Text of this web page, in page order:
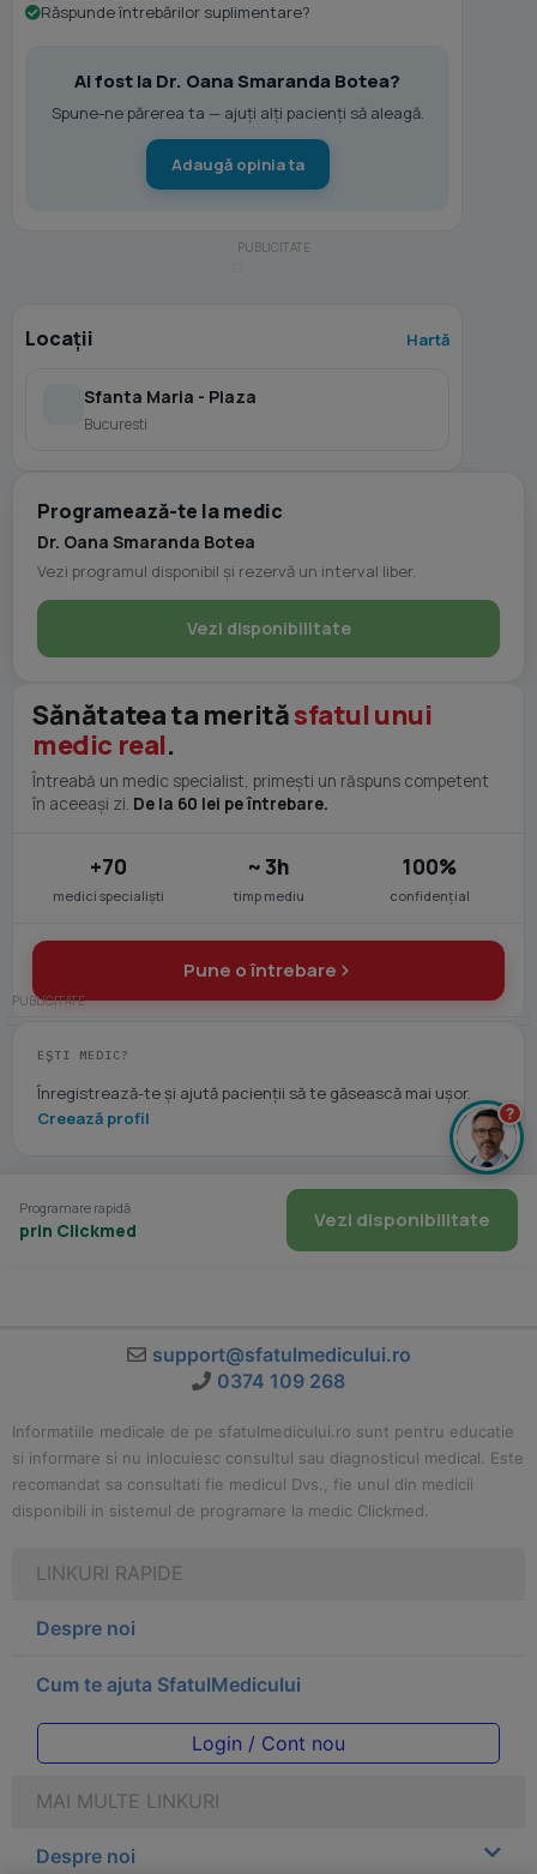
Răspunde întrebărilor suplimentare?
Ai fost la Dr. Oana Smaranda Botea?
Spune-ne părerea ta — ajuți alți pacienți să aleagă.
Adaugă opinia ta
Locații Hartă
Sfanta Maria - Plaza
Bucuresti
Programează-te la medic
Dr. Oana Smaranda Botea
Vezi programul disponibil și rezervă un interval liber.
Vezi disponibilitate
Sănătatea ta merităsfatul unui
medic real.
Întreabă un medic specialist, primești un răspuns competent
în aceeași zi. De la 60 lei pe întrebare.
+70
medici specialiști
~ 3h
timp mediu
100%
confidențial
Pune o întrebare
EȘTI MEDIC?
Înregistrează-te și ajută pacienții să te găsească mai ușor.
Creează profil
Programare rapidă
prin Clickmed Vezi disponibilitate
support@sfatulmedicului.ro
0374 109 268
Informatiile medicale de pe sfatulmedicului.ro sunt pentru educatie
si informare si nu inlocuiesc consultul sau diagnosticul medical. Este
recomandat sa consultati fie medicul Dvs., fie unul din medicii
disponibili in sistemul de programare la medic Clickmed.
LINKURI RAPIDE
Despre noi
Cum te ajuta SfatulMedicului
Login / Cont nou
MAI MULTE LINKURI
Despre noi
?